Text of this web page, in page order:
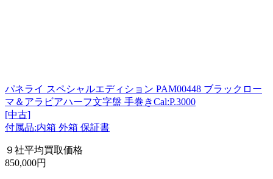
パネライ スペシャルエディション PAM00448 ブラックロー
マ＆アラビアハーフ文字盤 手巻きCal:P.3000
[中古]
付属品:内箱 外箱 保証書
９社平均買取価格
850,000円